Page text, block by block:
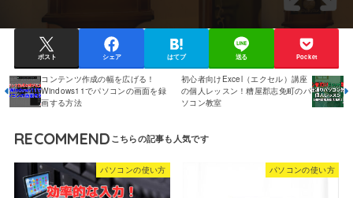
ポスト シェア はてブ 送る Pocket
コンテンツ作成の幅を広げる！
Windows11でパソコンの画面を録
画する方法
初心者向けExcel（エクセル）講座
の個人レッスン！糟屋郡志免町のパ
ソコン教室
RECOMMEND
パソコンの使い方 パソコンの使い方